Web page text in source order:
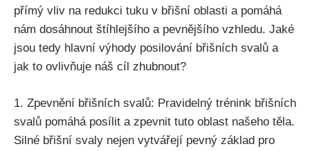
přímý vliv na redukci tuku v břišní ‍oblasti a pomáhá
nám dosáhnout ⁢štíhlejšího a⁢ pevnějšího vzhledu. Jaké
jsou tedy hlavní výhody ‍posilování ‍břišních svalů a
⁢jak to ovlivňuje náš cíl zhubnout?
1. ⁢Zpevnění břišních svalů: Pravidelný trénink‍ břišních
svalů pomáhá posílit a zpevnit tuto oblast našeho těla.
Silné‍ břišní svaly ⁢nejen vytvářejí pevný základ ‍pro